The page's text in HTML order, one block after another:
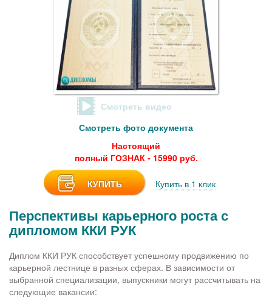
Смотреть видео
Смотреть фото документа
Настоящий
полный ГОЗНАК - 15990 руб.
КУПИТЬ Купить в 1 клик
Перспективы карьерного роста с
дипломом ККИ РУК
Диплом ККИ РУК способствует успешному продвижению по
карьерной лестнице в разных сферах. В зависимости от
выбранной специализации, выпускники могут рассчитывать на
следующие вакансии: